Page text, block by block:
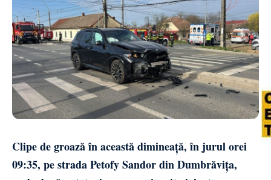
Clipe de groază în această dimineață, în jurul orei
09:35, pe strada Petofy Sandor din Dumbrăvița,